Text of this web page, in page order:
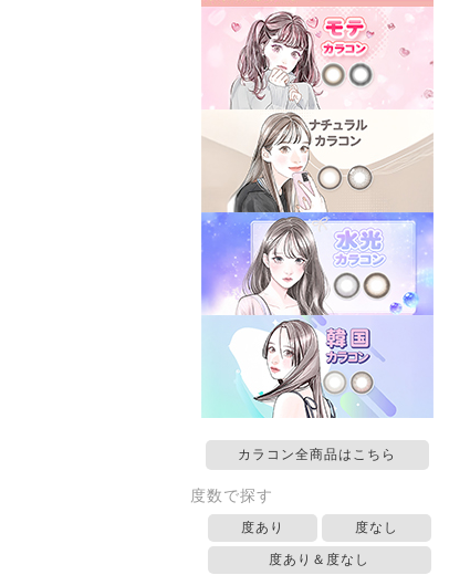
カラコン全商品はこちら
度数で探す
度あり 度なし
度あり＆度なし